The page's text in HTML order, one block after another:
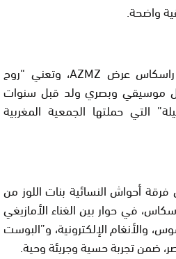
واضحة.
كما ستقدم بنات اللوز أند راسكاس عرض AZMZ، وتعني “روح
موسيقي وبصري ولد قبل سنوات
التي حملتها الجمعية المغربية
أحواش النسائية بنات اللوز من
في حوار بين الغناء الأمازيغي
والأنغام الإلكترونية، و”البوست
ضمن تجربة حسية وجريئة وحية.